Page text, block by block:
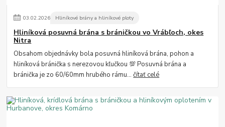
03.02.2026 Hliníkové brány a hliníkové ploty
Hliníková posuvná brána s bráničkou vo Vrábľoch, okes
Nitra
Obsahom objednávky bola posuvná hliníková brána, pohon a
hliníková bránička s nerezovou kľučkou 💯 Posuvná brána a
bránička je zo 60/60mm hrubého rámu...čítať celé